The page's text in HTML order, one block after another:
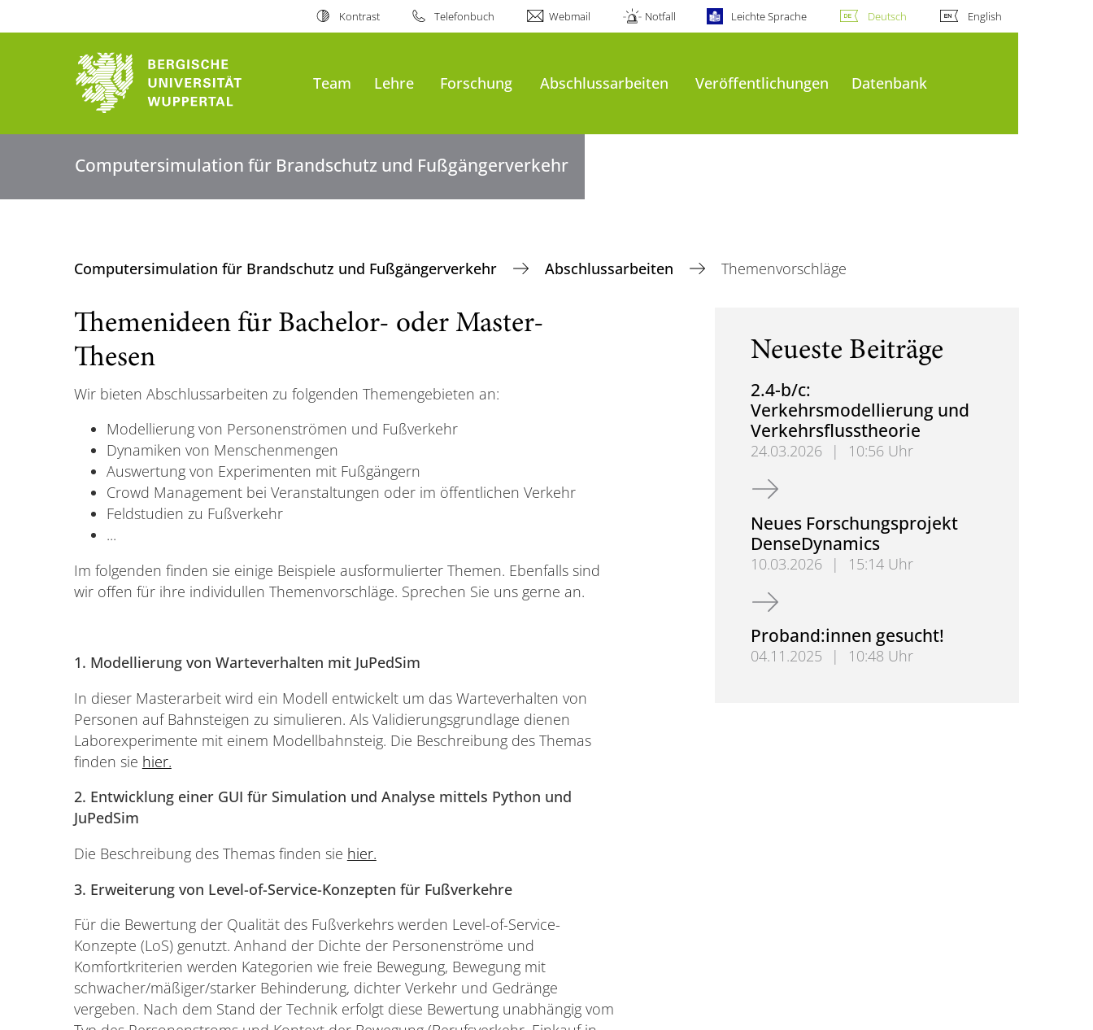
Kontrast Telefonbuch Webmail Notfall Leichte Sprache Deutsch English
Team Lehre Forschung Abschlussarbeiten Veröffentlichungen Datenbank
Computersimulation für Brandschutz und Fußgängerverkehr
Computersimulation für Brandschutz und Fußgängerverkehr Abschlussarbeiten Themenvorschläge
Themenideen für Bachelor- oder Master-
Thesen
Wir bieten Abschlussarbeiten zu folgenden Themengebieten an:
Modellierung von Personenströmen und Fußverkehr
Dynamiken von Menschenmengen
Auswertung von Experimenten mit Fußgängern
Crowd Management bei Veranstaltungen oder im öffentlichen Verkehr
Feldstudien zu Fußverkehr
...
Im folgenden finden sie einige Beispiele ausformulierter Themen. Ebenfalls sind
wir offen für ihre individullen Themenvorschläge. Sprechen Sie uns gerne an.
1. Modellierung von Warteverhalten mit JuPedSim
In dieser Masterarbeit wird ein Modell entwickelt um das Warteverhalten von
Personen auf Bahnsteigen zu simulieren. Als Validierungsgrundlage dienen
Laborexperimente mit einem Modellbahnsteig. Die Beschreibung des Themas
finden sie hier.
2. Entwicklung einer GUI für Simulation und Analyse mittels Python und
JuPedSim
Die Beschreibung des Themas finden sie hier.
3. Erweiterung von Level-of-Service-Konzepten für Fußverkehre
Für die Bewertung der Qualität des Fußverkehrs werden Level-of-Service-
Konzepte (LoS) genutzt. Anhand der Dichte der Personenströme und
Komfortkriterien werden Kategorien wie freie Bewegung, Bewegung mit
schwacher/mäßiger/starker Behinderung, dichter Verkehr und Gedränge
vergeben. Nach dem Stand der Technik erfolgt diese Bewertung unabhängig vom
Neueste Beiträge
2.4-b/c:
Verkehrsmodellierung und
Verkehrsflusstheorie
24.03.2026 |
10:56 Uhr
2.4-b/c: Verkehrsmodellierung und
Neues Forschungsprojekt
DenseDynamics
10.03.2026 |
15:14 Uhr
Neues Forschungsprojekt DenseDynamics
Proband:innen gesucht!
04.11.2025 |
10:48 Uhr